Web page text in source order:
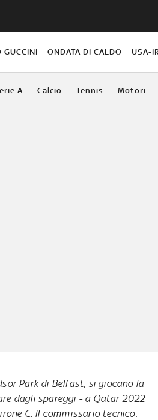
GUCCINI ONDATA DI CALDO USA-
A Calcio Tennis Motori
Park di Belfast, si giocano la
dagli spareggi - a Qatar 2022
C. Il commissario tecnico: